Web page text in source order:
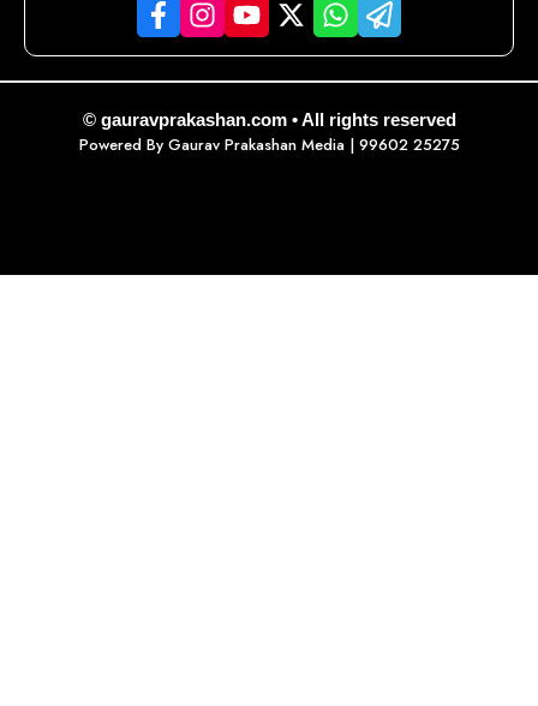
© gauravprakashan.com • All rights reserved
Powered By Gaurav Prakashan Media| 99602 25275